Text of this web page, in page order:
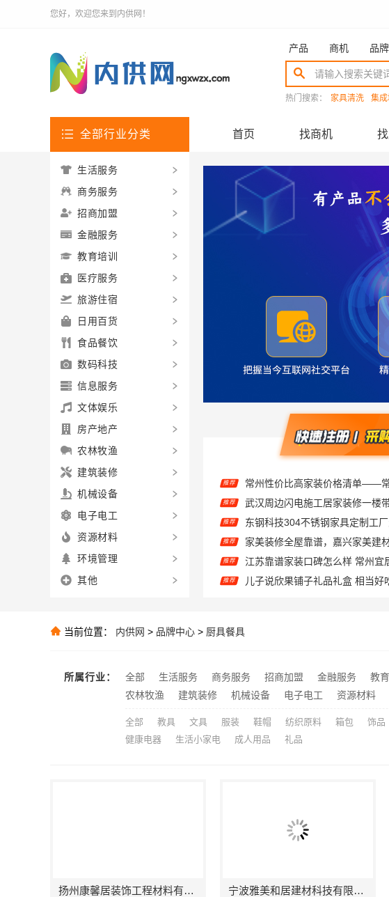
您好，欢迎您来到内供网！
产品 商机 品牌
热门搜索： 家具清洗 集成
全部行业分类 首页 找商机
推荐
推荐
推荐
推荐
推荐 儿子说欣果铺子礼品礼盒 相当好
推荐 嘉兴美居乐建材科技有限公司透
推荐 嘉兴美居乐：新房装修透明报价联
生活服务
商务服务
招商加盟
金融服务
教育培训
医疗服务
旅游住宿
日用百货
食品餐饮
数码科技
信息服务
文体娱乐
房产地产
农林牧渔
建筑装修
机械设备
电子电工
资源材料
环境管理
其他
当前位置： 内供网 > 品牌中心 > 厨具餐具
所属行业： 全部 生活服务 商务服务 招商加盟 金融服务 教
农林牧渔
建筑装修 机械设备 电子电工 资源材料
全部 教具 文具 服装 鞋帽 纺织原料 箱包 饰品
健康电器
生活小家电 成人用品 礼品
扬州康馨居装饰工程材料有限公司 宁波雅美和居建材科技有限公司